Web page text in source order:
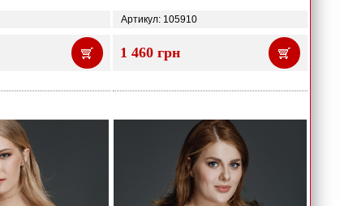
Артикул: 105910
1 460 грн